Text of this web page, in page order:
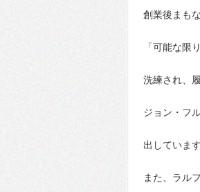
創業後まも
「可能な限
洗練され、
ジョン・フ
出しています
また、ラル